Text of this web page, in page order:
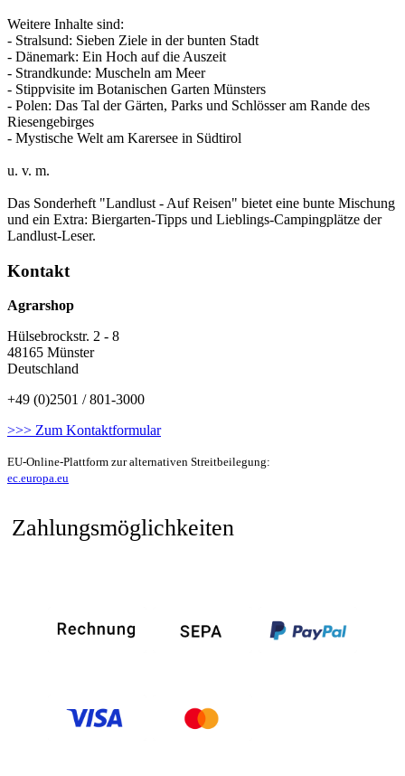
Weitere Inhalte sind:
- Stralsund: Sieben Ziele in der bunten Stadt
- Dänemark: Ein Hoch auf die Auszeit
- Strandkunde: Muscheln am Meer
- Stippvisite im Botanischen Garten Münsters
- Polen: Das Tal der Gärten, Parks und Schlösser am Rande des
Riesengebirges
- Mystische Welt am Karersee in Südtirol
u. v. m.
Das Sonderheft "Landlust - Auf Reisen" bietet eine bunte Mischung
und ein Extra: Biergarten-Tipps und Lieblings-Campingplätze der
Landlust-Leser.
Kontakt
Agrarshop
Hülsebrockstr. 2 - 8
48165 Münster
Deutschland
+49 (0)2501 / 801-3000
>>> Zum Kontaktformular
EU-Online-Plattform zur alternativen Streitbeilegung:
ec.europa.eu
Zahlungsmöglichkeiten